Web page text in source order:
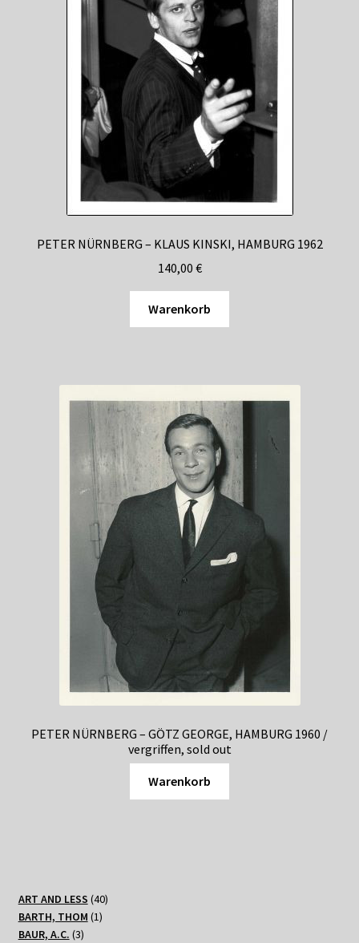
PETER NÜRNBERG – KLAUS KINSKI, HAMBURG 1962
140,00 €
Warenkorb
PETER NÜRNBERG – GÖTZ GEORGE, HAMBURG 1960 /
vergriffen, sold out
Warenkorb
ART AND LESS 4040
BARTH, THOM 11
BAUR, A.C. 33